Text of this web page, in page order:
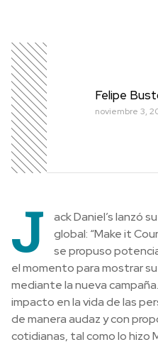
Felipe
noviembre 3,
J
ack Daniel’s lanzó
global: “Make it
se propuso
el momento para mostrar
mediante la nueva
impacto en la vida de las
de manera audaz y con
cotidianas, tal como lo hizo